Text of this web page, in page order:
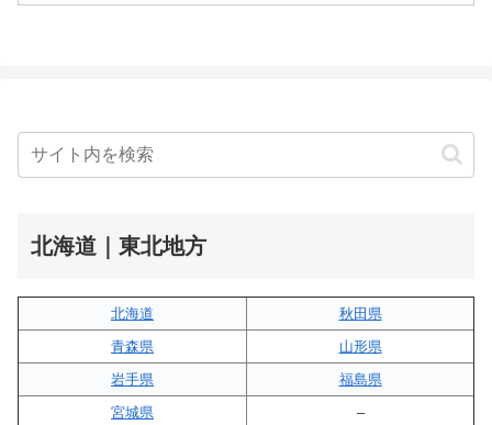
北海道｜東北地方
北海道
秋田県
青森県
山形県
岩手県
福島県
宮城県
–